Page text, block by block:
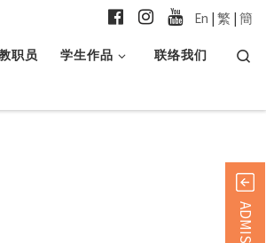
职员 学生作品 联络我们
En | 繁 | 簡